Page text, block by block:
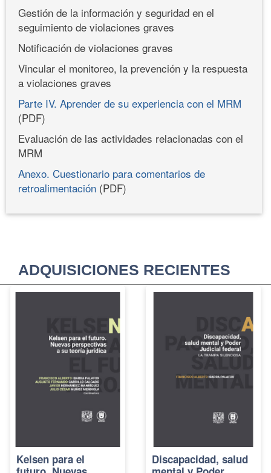
Gestión de la información y seguridad en el
seguimiento de violaciones graves
Notificación de violaciones graves
Vincular el monitoreo, la prevención y la respuesta
a violaciones graves
Parte IV. Aprender de su experiencia con el MRM
(PDF)
Evaluación de las actividades relacionadas con el
MRM
Anexo. Cuestionario para comentarios de
retroalimentación (PDF)
ADQUISICIONES RECIENTES
Kelsen para el
Discapacidad, salud